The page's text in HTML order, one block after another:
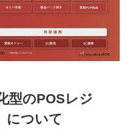
型のPOSレジ
について